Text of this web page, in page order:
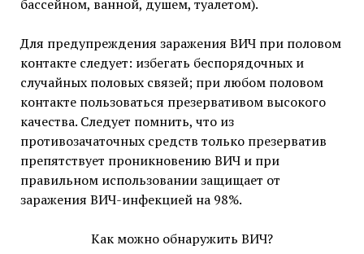
бассейном, ванной, душем, туалетом).
Для предупреждения заражения ВИЧ при половом
контакте следует: избегать беспорядочных и
случайных половых связей; при любом половом
контакте пользоваться презервативом высокого
качества. Следует помнить, что из
противозачаточных средств только презерватив
препятствует проникновению ВИЧ и при
правильном использовании защищает от
заражения ВИЧ-инфекцией на 98%.
Как можно обнаружить ВИЧ?